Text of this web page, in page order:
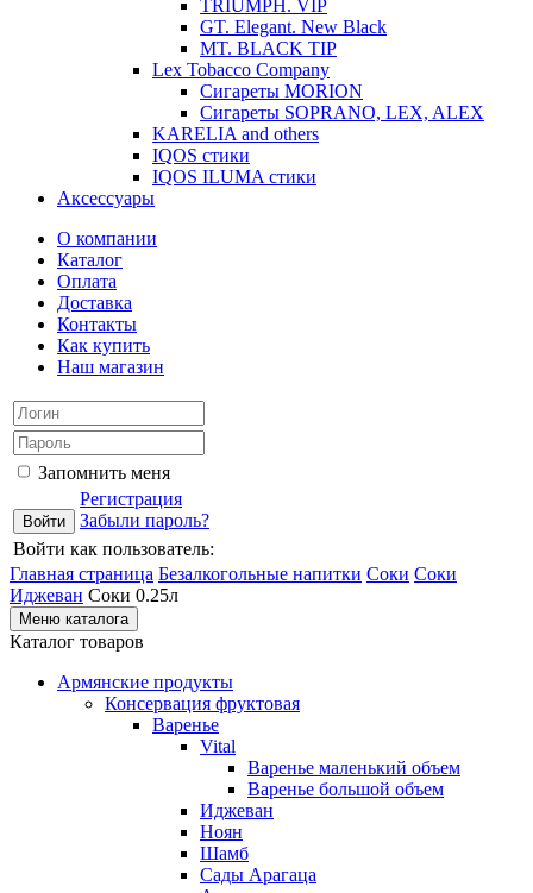
TRIUMPH. VIP
GT. Elegant. New Black
MT. BLACK TIP
Lex Tobacco Company
Сигареты MORION
Сигареты SOPRANO, LEX, ALEX
KARELIA and others
IQOS стики
IQOS ILUMA стики
Аксессуары
О компании
Каталог
Оплата
Доставка
Контакты
Как купить
Наш магазин
Запомнить меня
Регистрация
Забыли пароль?
Войти как пользователь:
Главная страница Безалкогольные напитки Соки Соки
Иджеван Соки 0.25л
Меню каталога
Каталог товаров
Армянские продукты
Консервация фруктовая
Варенье
Vital
Варенье маленький объем
Варенье большой объем
Иджеван
Ноян
Шамб
Сады Арагаца